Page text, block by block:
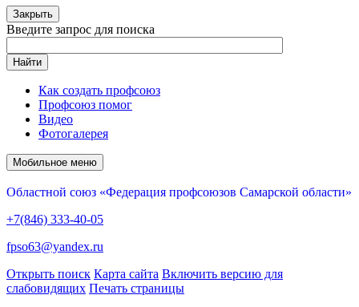
Закрыть
Введите запрос для поиска
Найти
Как создать профсоюз
Профсоюз помог
Видео
Фотогалерея
Мобильное меню
Областной союз «Федерация профсоюзов Самарской области»
+7(846) 333-40-05
fpso63@yandex.ru
Открыть поиск Карта сайта Включить версию для
слабовидящих Печать страницы